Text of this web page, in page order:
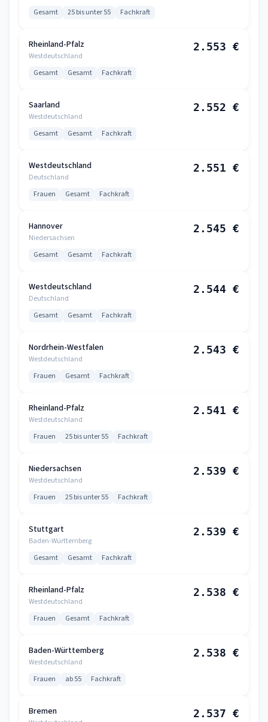
Gesamt 25 bis unter 55 Fachkraft
Rheinland-Pfalz
Westdeutschland
2.553 €
Gesamt Gesamt Fachkraft
Saarland
Westdeutschland
2.552 €
Gesamt Gesamt Fachkraft
Westdeutschland
Deutschland
2.551 €
Frauen Gesamt Fachkraft
Hannover
Niedersachsen
2.545 €
Gesamt Gesamt Fachkraft
Westdeutschland
Deutschland
2.544 €
Gesamt Gesamt Fachkraft
Nordrhein-Westfalen
Westdeutschland
2.543 €
Frauen Gesamt Fachkraft
Rheinland-Pfalz
Westdeutschland
2.541 €
Frauen 25 bis unter 55 Fachkraft
Niedersachsen
Westdeutschland
2.539 €
Frauen 25 bis unter 55 Fachkraft
Stuttgart
Baden-Württemberg
2.539 €
Gesamt Gesamt Fachkraft
Rheinland-Pfalz
Westdeutschland
2.538 €
Frauen Gesamt Fachkraft
Baden-Württemberg
Westdeutschland
2.538 €
Frauen ab 55 Fachkraft
Bremen 2.537 €